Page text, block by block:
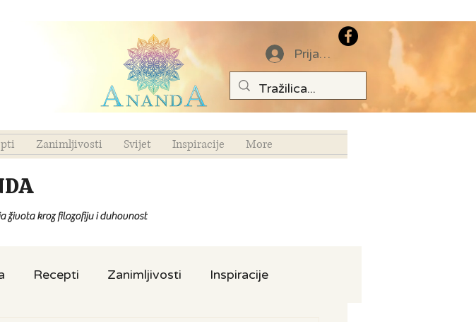
Prijava
Zanimljivosti Svijet Inspiracije More
života kroz filozofiju i duhovnost
Recepti Zanimljivosti Inspiracije